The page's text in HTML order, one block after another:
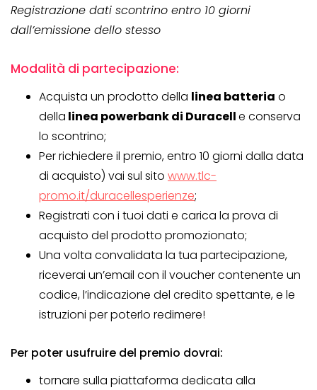
Registrazione dati scontrino entro 10 giorni
dall’emissione dello stesso
Modalità di partecipazione:
Acquista un prodotto della linea batteria o
della linea powerbank di Duracelle conserva
lo scontrino;
Per richiedere il premio, entro 10 giorni dalla data
di acquisto) vai sul sito www.tlc-
promo.it/duracellesperienze;
Registrati con i tuoi dati e carica la prova di
acquisto del prodotto promozionato;
Una volta convalidata la tua partecipazione,
riceverai un’email con il voucher contenente un
codice, l’indicazione del credito spettante, e le
istruzioni per poterlo redimere!
Per poter usufruire del premio dovrai:
tornare sulla piattaforma dedicata alla